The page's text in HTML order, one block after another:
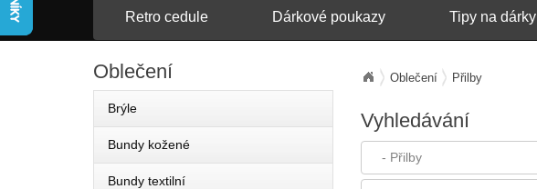
Retro cedule Dárkové poukazy Tipy na dárky
Oblečení Přilby
Vyhledávání
Oblečení
Brýle
Bundy kožené
Bundy textilní